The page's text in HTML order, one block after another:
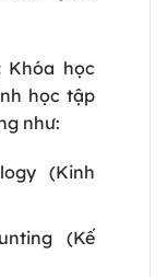
Khóa học
học tập
như:
(Kinh
(Kế